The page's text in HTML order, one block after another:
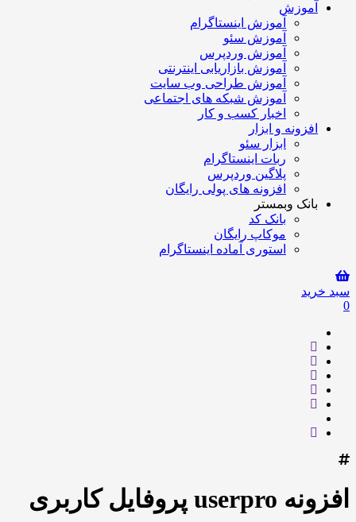
آموزش
آموزش اینستاگرام
آموزش سئو
آموزش وردپرس
آموزش بازاریابی اینترنتی
آموزش طراحی وب سایت
آموزش شبکه های اجتماعی
اخبار کسب و کار
افزونه و ابزار
ابزار سئو
ربات اینستاگرام
پلاگین وردپرس
افزونه های پولی رایگان
بانک وبمستر
بانک کد
موکاپ رایگان
استوری آماده اینستاگرام
سبد خرید
0
افزونه userpro پروفایل کاربری